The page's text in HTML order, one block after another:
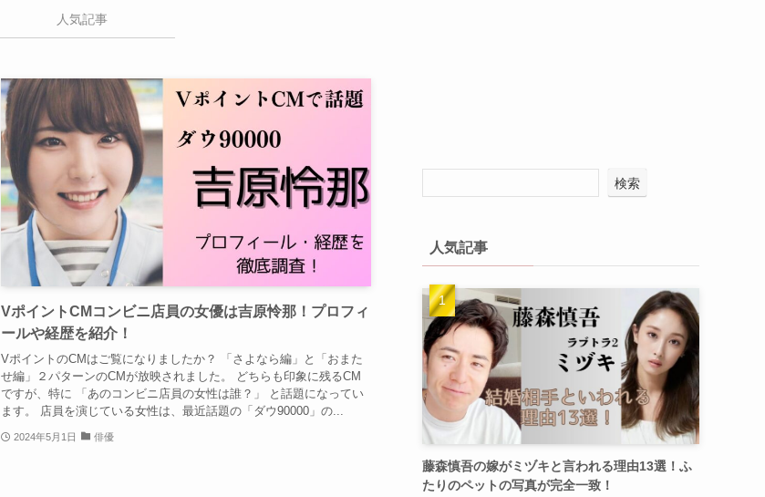
人気記事
VポイントCMコンビニ店員の女優は吉原怜那！プロフィ
ールや経歴を紹介！
VポイントのCMはご覧になりましたか？ 「さよなら編」と「おまた
せ編」２パターンのCMが放映されました。 どちらも印象に残るCM
ですが、特に 「あのコンビニ店員の女性は誰？」 と話題になってい
ます。 店員を演じている女性は、最近話題の「ダウ90000」の...
2024年5月1日 俳優
検索
人気記事
藤森慎吾の嫁がミヅキと言われる理由13選！ふ
たりのペットの写真が完全一致！